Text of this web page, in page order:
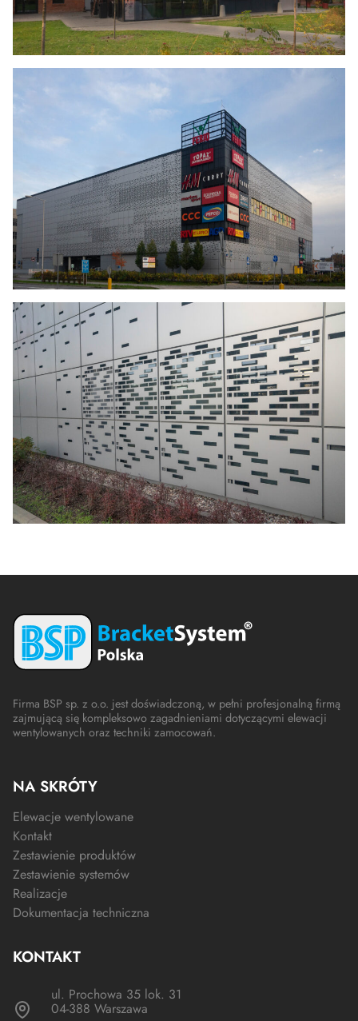
Firma BSP sp. z o.o. jest doświadczoną, w pełni profesjonalną firmą
zajmującą się kompleksowo zagadnieniami dotyczącymi elewacji
wentylowanych oraz techniki zamocowań.
NA SKRÓTY
Elewacje wentylowane
Kontakt
Zestawienie produktów
Zestawienie systemów
Realizacje
Dokumentacja techniczna
KONTAKT
ul. Prochowa 35 lok. 31
04-388 Warszawa